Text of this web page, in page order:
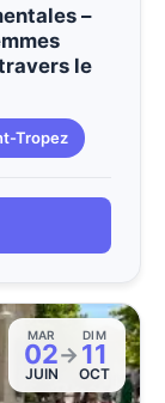
–
le
Tropez
MAR
02
JUIN
→
DIM
11
OCT